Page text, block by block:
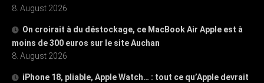
8. August 2026
On croirait à du déstockage, ce MacBook Air Apple est à
moins de 300 euros sur le site Auchan
8. August 2026
iPhone 18, pliable, Apple Watch… : tout ce qu’Apple devrait